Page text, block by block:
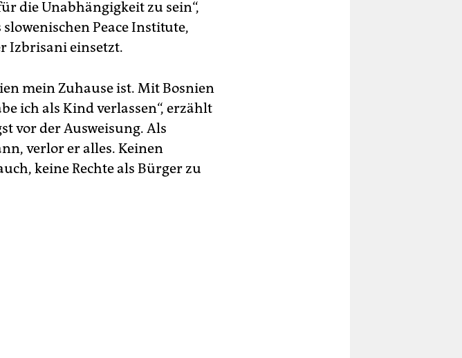
die Unabhängigkeit zu sein“,
Peace Institute,
Izbrisani einsetzt.
mein Zuhause ist. Mit Bosnien
ich als Kind verlassen“, erzählt
vor der Ausweisung. Als
verlor er alles. Keinen
keine Rechte als Bürger zu